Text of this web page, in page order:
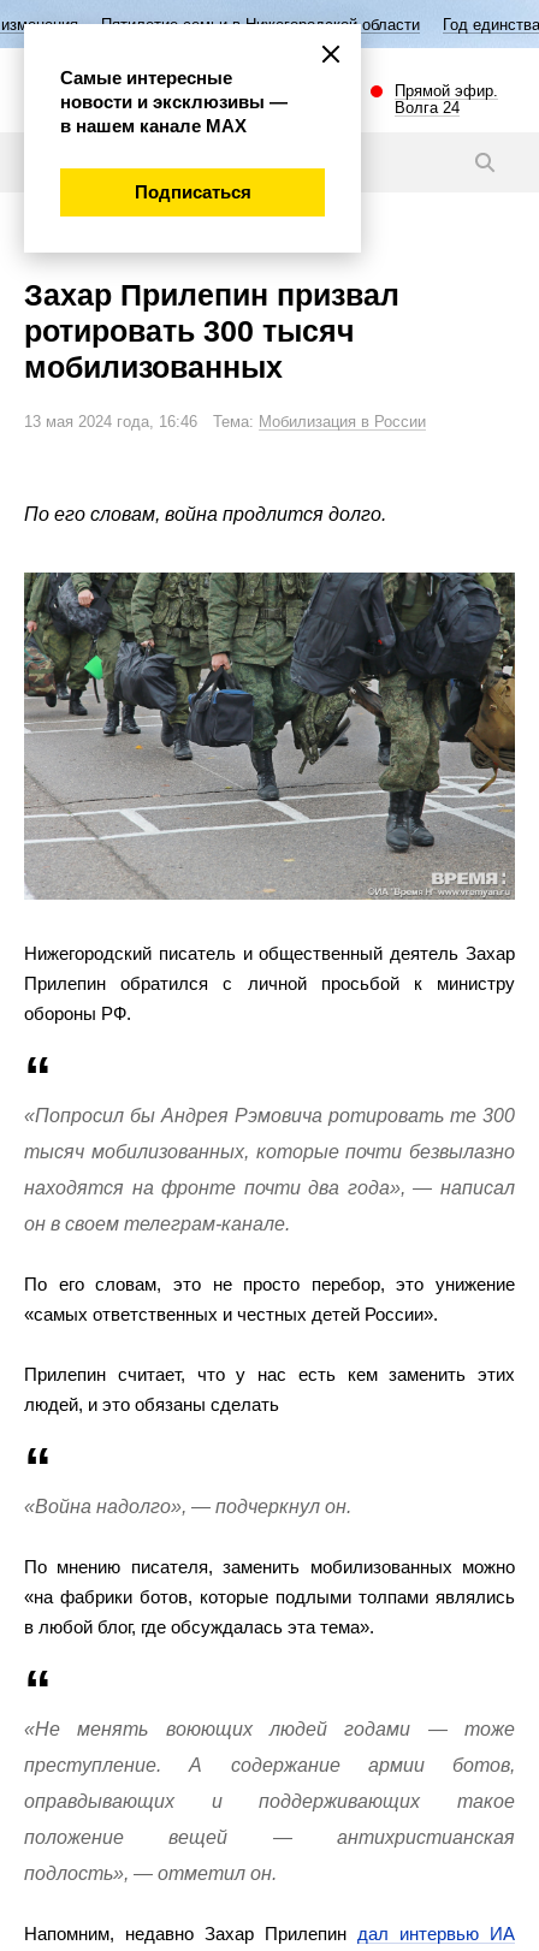
семьи в Нижегородской области Год единства народов
Прямой эфир.
Волга 24
Захар Прилепин призвал
ротировать 300 тысяч
мобилизованных
13 мая 2024 года, 16:46 Тема: Мобилизация в России
По его словам, война продлится долго.
Нижегородский писатель и общественный деятель Захар
Прилепин обратился с личной просьбой к министру
обороны РФ.
«Попросил бы Андрея Рэмовича ротировать те 300
тысяч мобилизованных, которые почти безвылазно
находятся на фронте почти два года», — написал
он в своем телеграм-канале.
По его словам, это не просто перебор, это унижение
«самых ответственных и честных детей России».
Прилепин считает, что у нас есть кем заменить этих
людей, и это обязаны сделать
«Война надолго», — подчеркнул он.
По мнению писателя, заменить мобилизованных можно
«на фабрики ботов, которые подлыми толпами являлись
в любой блог, где обсуждалась эта тема».
«Не менять воюющих людей годами — тоже
преступление. А содержание армии ботов,
оправдывающих и поддерживающих такое
положение вещей — антихристианская
подлость», — отметил он.
Напомним, недавно Захар Прилепин дал интервью ИА
Самые интересные
новости и эксклюзивы —
в нашем канале МАХ
Подписаться